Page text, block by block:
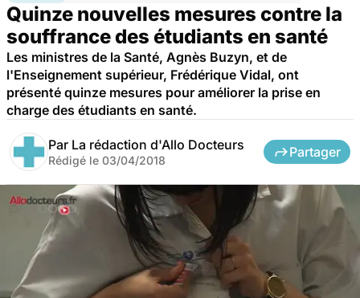
Quinze nouvelles mesures contre la
souffrance des étudiants en santé
Les ministres de la Santé, Agnès Buzyn, et de
l'Enseignement supérieur, Frédérique Vidal, ont
présenté quinze mesures pour améliorer la prise en
charge des étudiants en santé.
Par La rédaction d'Allo Docteurs
Rédigé le 03/04/2018
Partager